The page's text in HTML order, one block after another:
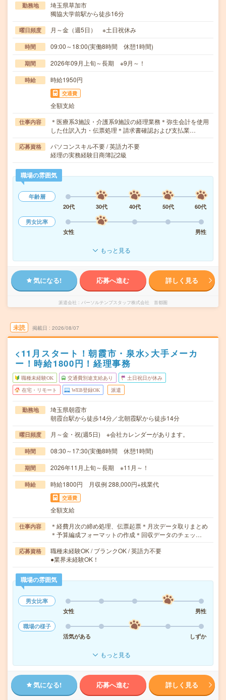
勤務地
埼玉県草加市
獨協大学前駅から徒歩16分
曜日頻度 月～金（週5日） ※土日祝休み
時間 09:00～18:00(実働8時間 休憩1時間)
期間 2026年09月上旬～長期 ※9月～！
時給 時給1950円
交通費
全額支給
仕事内容
＊医療系3施設・介護系9施設の経理業務＊弥生会計を使用
した仕訳入力・伝票処理＊請求書確認および支払業…
応募資格
パソコンスキル不要 / 英語力不要
経理の実務経験日商簿記2級
職場の雰囲気
年齢層
20代
30代 40代 50代
60代
男女比率
女性
男性
もっと見る
気になる! 応募へ進む 詳しく見る
派遣会社 パーソルテンプスタッフ株式会社 首都圏
未読 掲載日 2026/08/07
<11月スタート！朝霞市・泉水>大手メーカ
ー！時給1800円！経理事務
職種未経験OK 交通費別途支給あり 土日祝日が休み
在宅・リモート WEB登録OK 派遣
勤務地
埼玉県朝霞市
朝霞台駅から徒歩14分／北朝霞駅から徒歩14分
曜日頻度 月～金・祝(週5日) ※会社カレンダーがあります。
時間 08:30～17:30(実働8時間 休憩1時間)
期間 2026年11月上旬～長期 ※11月～！
時給 時給1800円 月収例 288,000円+残業代
交通費
全額支給
仕事内容
＊経費月次の締め処理、伝票起票＊月次データ取りまとめ
＊予算編成フォーマットの作成＊回収データのチェッ…
応募資格
職種未経験OK / ブランクOK / 英語力不要
●業界未経験OK！
職場の雰囲気
男女比率
女性
男性
職場の様子
活気がある
しずか
もっと見る
気になる! 応募へ進む 詳しく見る